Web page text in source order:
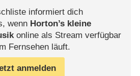
informiert dich
wenn Horton’s kleine
online als Stream verfügbar
Fernsehen läuft.
anmelden